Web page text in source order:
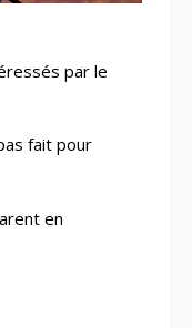
par le
fait pour
en